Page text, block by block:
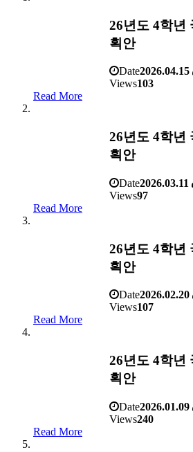
26년도 4학년
획안
Date2026.04.15
Views103
Read More
26년도 4학년
획안
Date2026.03.11
Views97
Read More
26년도 4학년
획안
Date2026.02.20
Views107
Read More
26년도 4학년
획안
Date2026.01.09
Views240
Read More